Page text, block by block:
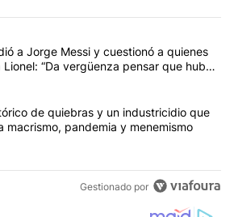
artículos con más comentarios en los
con el título "Milei despidió a Jorge
a Jorge Messi y cuestionó a quienes
“Da vergüenza pensar que hubo
con el título "Récord histórico de
de quiebras y un industricidio que
macrismo, pandemia y menemismo
Gestionado por